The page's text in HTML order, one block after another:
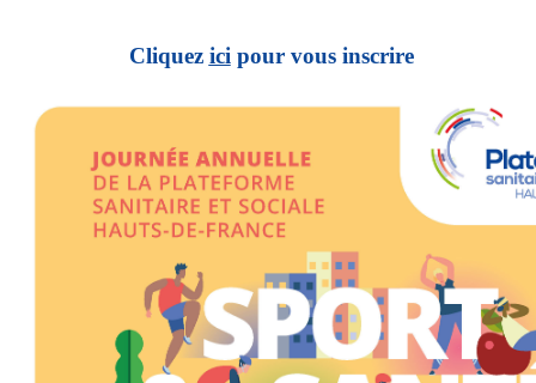
Cliquez ici pour vous inscrire